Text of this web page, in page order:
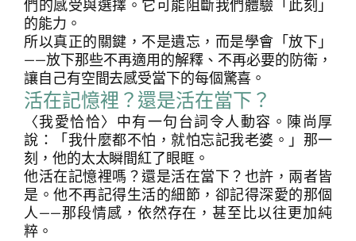
搜
尋
搜尋
們的感受與選擇。它可能阻斷我們體驗「此刻」
的能力。
所以真正的關鍵，不是遺忘，而是學會「放下」
——放下那些不再適用的解釋、不再必要的防衛，
讓自己有空間去感受當下的每個驚喜。
活在記憶裡？還是活在當下？
〈我愛恰恰〉中有一句台詞令人動容。陳尚厚
說：「我什麼都不怕，就怕忘記我老婆。」那一
刻，他的太太瞬間紅了眼眶。
他活在記憶裡嗎？還是活在當下？也許，兩者皆
是。他不再記得生活的細節，卻記得深愛的那個
人——那段情感，依然存在，甚至比以往更加純
粹。